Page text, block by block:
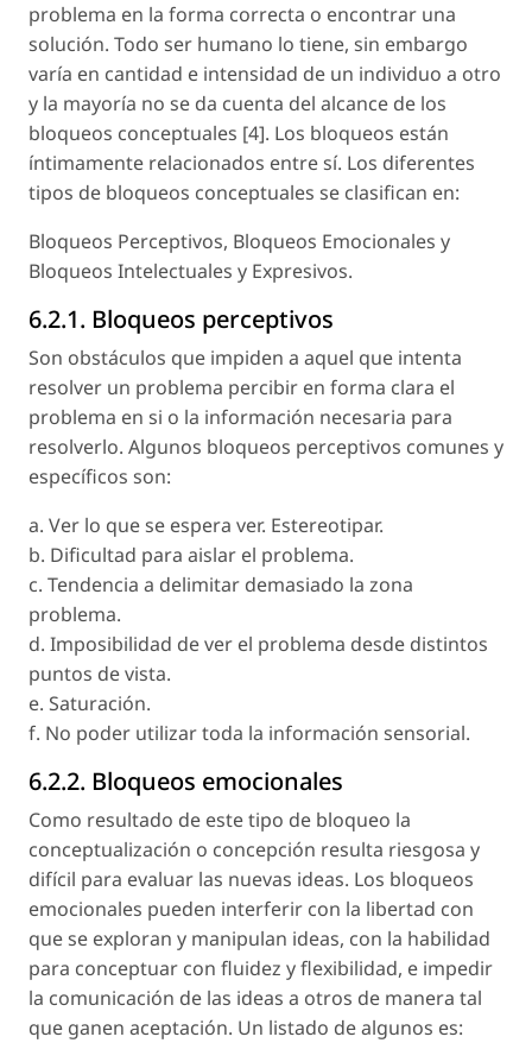
problema en la forma correcta o encontrar una
solución. Todo ser humano lo tiene, sin embargo
varía en cantidad e intensidad de un individuo a otro
y la mayoría no se da cuenta del alcance de los
bloqueos conceptuales [4]. Los bloqueos están
íntimamente relacionados entre sí. Los diferentes
tipos de bloqueos conceptuales se clasifican en:
Bloqueos Perceptivos, Bloqueos Emocionales y
Bloqueos Intelectuales y Expresivos.
6.2.1. Bloqueos perceptivos
Son obstáculos que impiden a aquel que intenta
resolver un problema percibir en forma clara el
problema en si o la información necesaria para
resolverlo. Algunos bloqueos perceptivos comunes y
específicos son:
a. Ver lo que se espera ver. Estereotipar.
b. Dificultad para aislar el problema.
c. Tendencia a delimitar demasiado la zona
problema.
d. Imposibilidad de ver el problema desde distintos
puntos de vista.
e. Saturación.
f. No poder utilizar toda la información sensorial.
6.2.2. Bloqueos emocionales
Como resultado de este tipo de bloqueo la
conceptualización o concepción resulta riesgosa y
difícil para evaluar las nuevas ideas. Los bloqueos
emocionales pueden interferir con la libertad con
que se exploran y manipulan ideas, con la habilidad
para conceptuar con fluidez y flexibilidad, e impedir
la comunicación de las ideas a otros de manera tal
que ganen aceptación. Un listado de algunos es: